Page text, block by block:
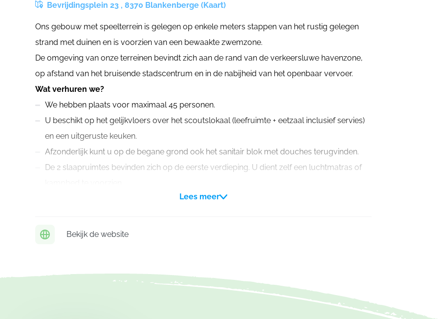
Bevrijdingsplein 23 , 8370 Blankenberge (Kaart)
Ons gebouw met speelterrein is gelegen op enkele meters stappen van het rustig gelegen
strand met duinen en is voorzien van een bewaakte zwemzone.
De omgeving van onze terreinen bevindt zich aan de rand van de verkeersluwe havenzone,
op afstand van het bruisende stadscentrum en in de nabijheid van het openbaar vervoer.
Wat verhuren we?
We hebben plaats voor maximaal 45 personen.
U beschikt op het gelijkvloers over het scoutslokaal (leefruimte + eetzaal inclusief servies)
en een uitgeruste keuken.
Afzonderlijk kunt u op de begane grond ook het sanitair blok met douches terugvinden.
De 2 slaapruimtes bevinden zich op de eerste verdieping. U dient zelf een luchtmatras of
Groepen met minder dan 30 personen betalen een forfaitaire prijs van 210€ per nacht.
Lees meer
Bekijk de website